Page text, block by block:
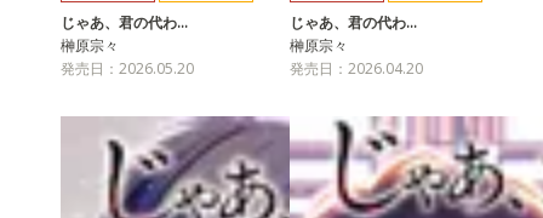
じゃあ、君の代わ…
榊原宗々
発売日：2026.05.20
じゃあ、君の代わ…
榊原宗々
発売日：2026.04.20